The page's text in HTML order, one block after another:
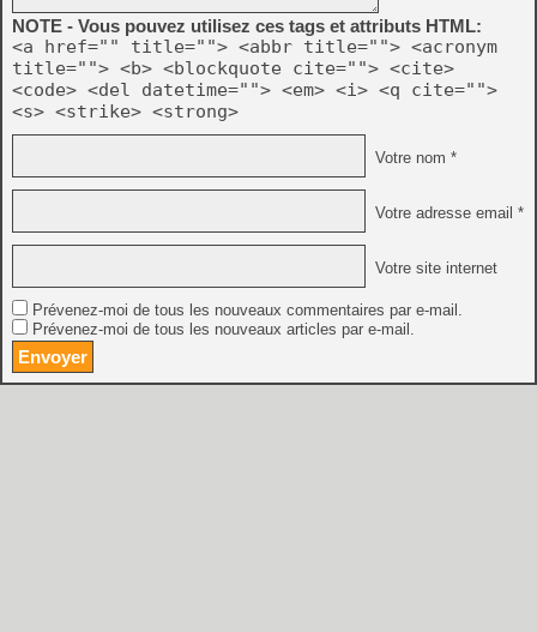
NOTE - Vous pouvez utilisez ces tags et attributs HTML:
<a href="" title=""> <abbr title=""> <acronym
title=""> <b> <blockquote cite=""> <cite>
<code> <del datetime=""> <em> <i> <q cite="">
<s> <strike> <strong>
Votre nom *
Votre adresse email *
Votre site internet
Prévenez-moi de tous les nouveaux commentaires par e-mail.
Prévenez-moi de tous les nouveaux articles par e-mail.